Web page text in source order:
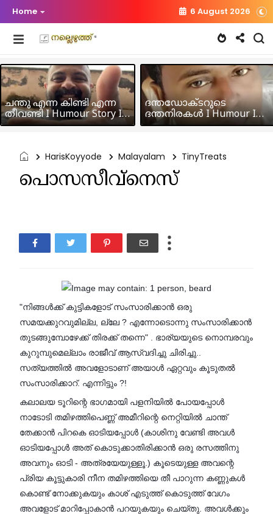
Home 6 August 2026
ചന്തു എന്ന കിണ്ടി എന്ന
തീവണ്ടി I Humour Story I
Rajeev Panicker
ദന്തഡോക്ടറുടെ
ദന്തനിരകൾ I Humour I
Hussain MK
HarisKoyyode Malayalam TinyTreats
പൊസസീവ്‌നെസ്
"നിങ്ങൾക്ക് കുട്ടികളോട് സംസാരിക്കാൻ ഒരു
സമയക്കുറവുമില്ല, ല്ലേ ? എന്നോടൊന്നു സംസാരിക്കാൻ
തുടങ്ങുമ്പോഴേക്ക് തിരക്ക് തന്നെ" . ഭാര്യയുടെ നൊമ്പരവും
കുറുമ്പുമെല്ലാം രാജീവ് ആസ്വദിച്ചു ചിരിച്ചു..
സത്യത്തിൽ അവളോടാണ് അയാൾ ഏറ്റവും കൂടുതൽ
സംസാരിക്കാറ്. എന്നിട്ടും ?!
കലാലയ ടൂറിന്റെ ഭാഗമായി പളനിയിൽ പോയപ്പോൾ
നാടോടി തമിഴത്തിപെണ്ണ് അമീറിന്റെ നെറ്റിയിൽ ചാന്ത്
തേക്കാൻ പിറകെ ഓടിയപ്പോൾ (കാശിനു വേണ്ടി അവൾ
ഓടിയപ്പോൾ അത് കൊടുക്കാതിരിക്കാൻ ഒരു രസത്തിനു
അവനും ഓടി - അത്രയേയുള്ളൂ.) കൂടെയുള്ള അവന്റെ
പ്രിയ കൂട്ടുകാരി നീന തമിഴത്തിയെ തീ പാറുന്ന കണ്ണുകൾ
കൊണ്ട് നോക്കുകയും കാശ് എടുത്ത് കൊടുത്ത് വേഗം
അവളോട് മാറിപ്പോകാൻ പറയുകയും ചെയ്തു. അവൾക്കും